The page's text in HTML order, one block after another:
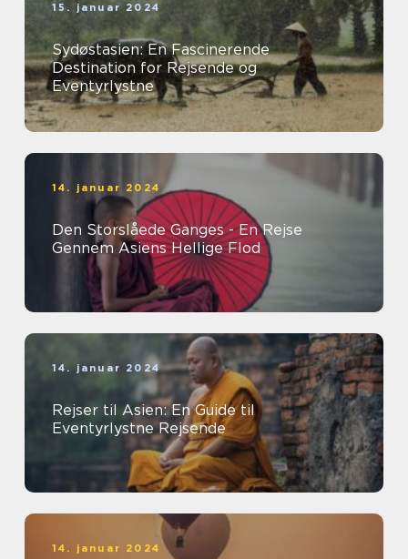
15. januar 2024
Sydøstasien: En Fascinerende
Destination for Rejsende og
Eventyrlystne
14. januar 2024
Den Storslåede Ganges - En Rejse
Gennem Asiens Hellige Flod
14. januar 2024
Rejser til Asien: En Guide til
Eventyrlystne Rejsende
14. januar 2024